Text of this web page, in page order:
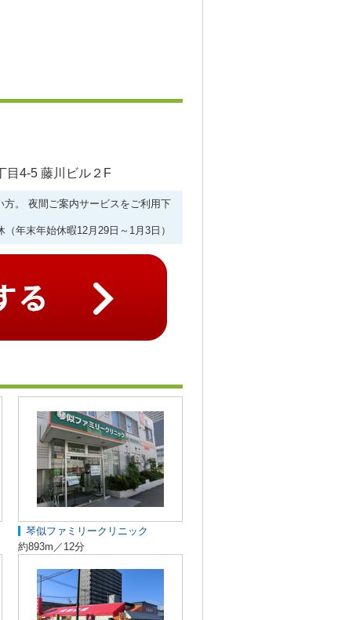
目4-5 藤川ビル２F
。 夜間ご案内サービスをご利用下
年末年始休暇12月29日～1月3日）
琴似ファミリークリニック
約893m／12分